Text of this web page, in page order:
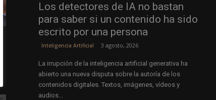
Los detectores de IA no bastan
para saber si un contenido ha sido
escrito por una persona
Inteligencia Artificial 3 agosto, 2026
La irrupción de la inteligencia artificial generativa ha
abierto una nueva disputa sobre la autoría de los
contenidos digitales. Textos, imágenes, vídeos y
audios...